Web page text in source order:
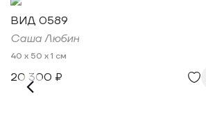
ВИД 0589
Саша Любин
40 x 50 x 1 см
20 300 ₽